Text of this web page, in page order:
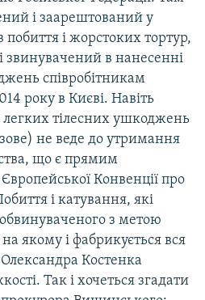
і заарештований у
побиття і жорстоких тортур,
звинувачений в нанесенні
співробітникам
року в Києві. Навіть
тілесних ушкоджень
не веде до утримання
що є прямим
Конвенції про
і катування, які
з метою
якому і фабрикується вся
Костенка
Так і хочеться згадати